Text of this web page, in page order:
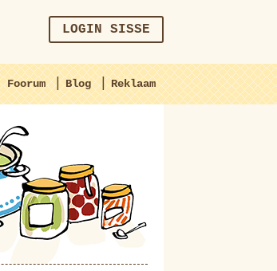
LOGIN SISSE
Foorum | Blog | Reklaam